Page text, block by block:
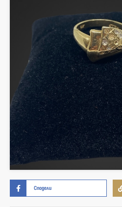
Сподели